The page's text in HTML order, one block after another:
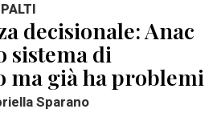
decisionale: Anac
sistema di
ma già ha problemi
Sparano